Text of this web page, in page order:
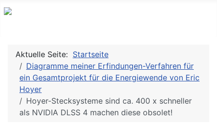
Aktuelle Seite: Startseite
Diagramme meiner Erfindungen-Verfahren für
ein Gesamtprojekt für die Energiewende von Eric
Hoyer
Hoyer-Stecksysteme sind ca. 400 x schneller
als NVIDIA DLSS 4 machen diese obsolet!